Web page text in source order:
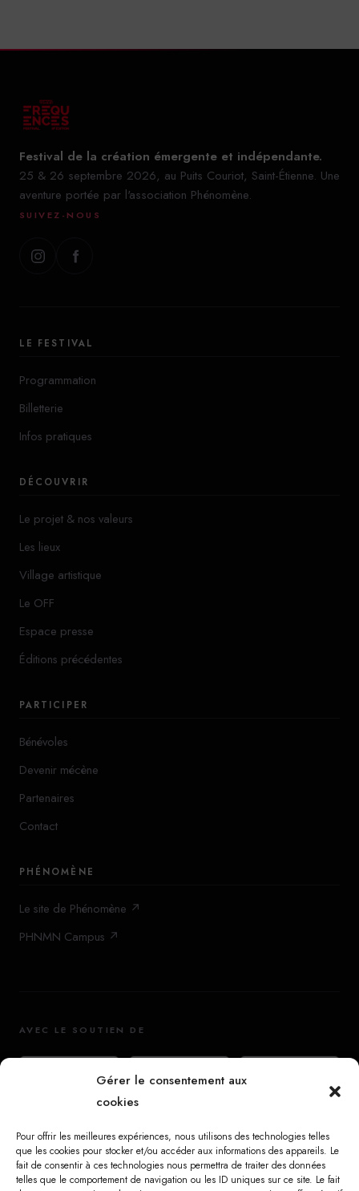
Gérer le consentement aux
cookies
Pour offrir les meilleures expériences, nous utilisons des technologies telles
que les cookies pour stocker et/ou accéder aux informations des appareils. Le
fait de consentir à ces technologies nous permettra de traiter des données
telles que le comportement de navigation ou les ID uniques sur ce site. Le fait
Festival de la création émergente et indépendante.
25 & 26 septembre 2026, au Puits Couriot, Saint-Étienne. Une
aventure portée par l'association Phénomène.
SUIVEZ-NOUS
LE FESTIVAL
Programmation
Billetterie
Infos pratiques
DÉCOUVRIR
Le projet & nos valeurs
Les lieux
Village artistique
Le OFF
Espace presse
Éditions précédentes
PARTICIPER
Bénévoles
Devenir mécène
Partenaires
Contact
PHÉNOMÈNE
Le site de Phénomène ↗
PHNMN Campus ↗
AVEC LE SOUTIEN DE